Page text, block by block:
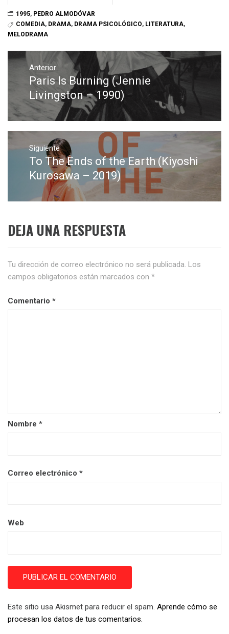
1995, PEDRO ALMODÓVAR
COMEDIA, DRAMA, DRAMA PSICOLÓGICO, LITERATURA,
MELODRAMA
Navegación
entradas
Anterior
Entrada
anterior:
Paris Is Burning (Jennie
Livingston – 1990)
Siguiente
Entrada
siguiente:
To The Ends of the Earth (Kiyoshi
Kurosawa – 2019)
DEJA UNA RESPUESTA
Tu dirección de correo electrónico no será publicada. Los
campos obligatorios están marcados con *
Comentario *
Nombre *
Correo electrónico *
Web
Este sitio usa Akismet para reducir el spam. Aprende cómo se
procesan los datos de tus comentarios.